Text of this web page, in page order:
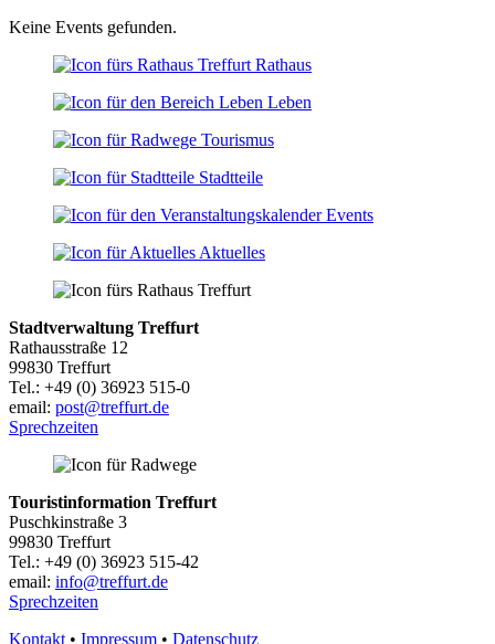
Keine Events gefunden.
Rathaus
Leben
Tourismus
Stadtteile
Events
Aktuelles
Stadtverwaltung Treffurt
Rathausstraße 12
99830 Treffurt
Tel.: +49 (0) 36923 515-0
email: post@treffurt.de
Sprechzeiten
Touristinformation Treffurt
Puschkinstraße 3
99830 Treffurt
Tel.: +49 (0) 36923 515-42
email: info@treffurt.de
Sprechzeiten
Kontakt • Impressum • Datenschutz